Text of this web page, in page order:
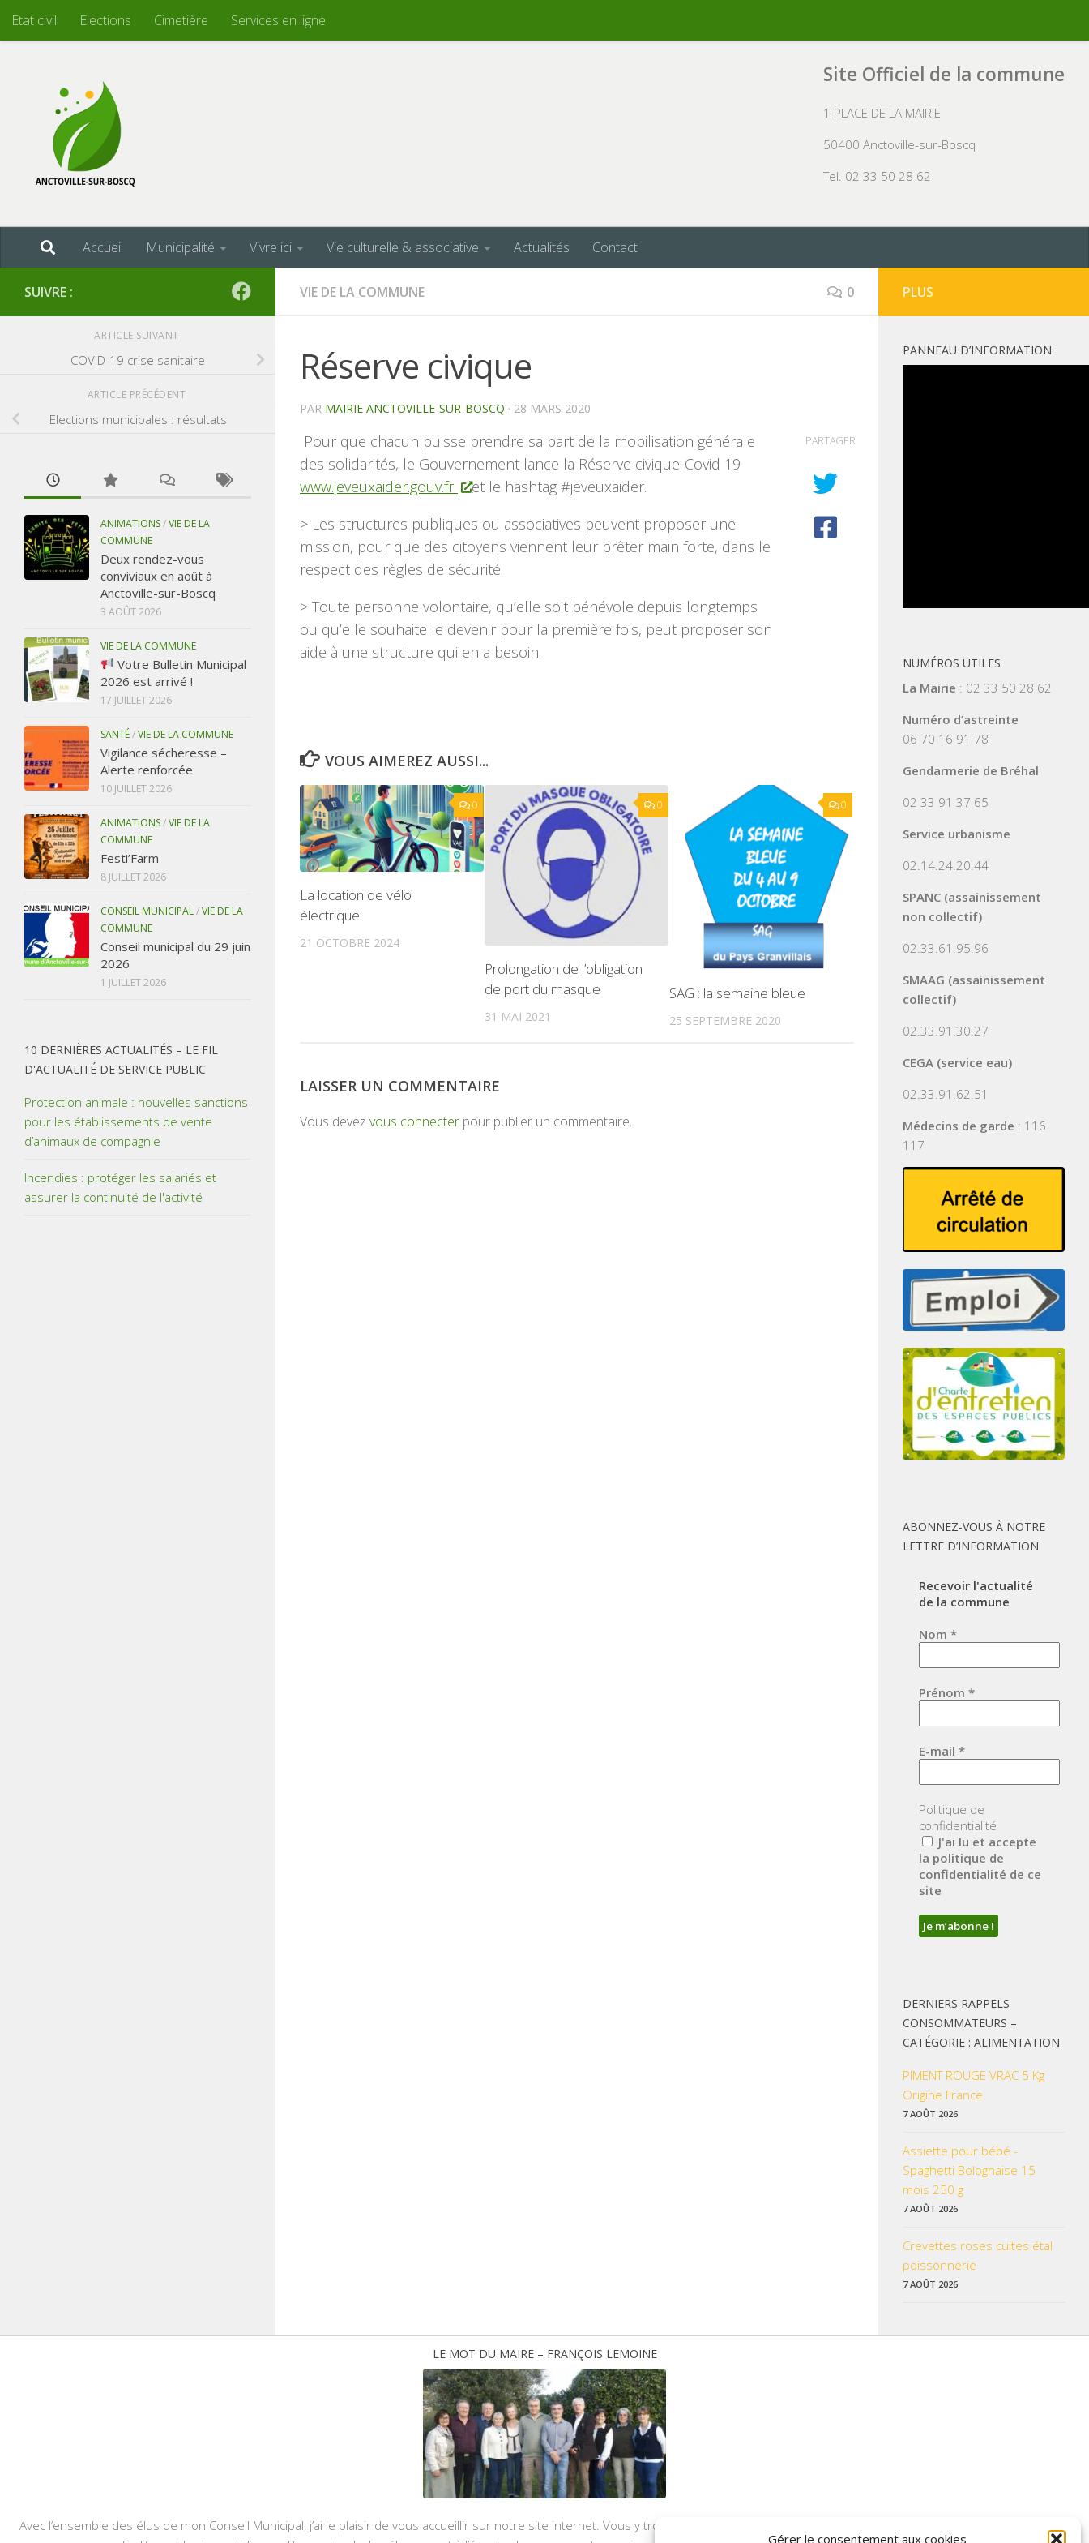
Gérer le consentement aux cookies
Skip to content
Etat civil Elections Cimetière Services en ligne
Site Officiel de la commune
1 PLACE DE LA MAIRIE
50400 Anctoville-sur-Boscq
Tel. 02 33 50 28 62
Accueil Municipalité Vivre ici Vie culturelle & associative Actualités Contact
VIE DE LA COMMUNE 0
Réserve civique
PAR MAIRIE ANCTOVILLE-SUR-BOSCQ · 28 MARS 2020
Pour que chacun puisse prendre sa part de la mobilisation générale
des solidarités, le Gouvernement lance la Réserve civique-Covid 19
www.jeveuxaider.gouv.fr
et le hashtag #jeveuxaider.
> Les structures publiques ou associatives peuvent proposer une
mission, pour que des citoyens viennent leur prêter main forte, dans le
respect des règles de sécurité.
> Toute personne volontaire, qu’elle soit bénévole depuis longtemps
ou qu’elle souhaite le devenir pour la première fois, peut proposer son
aide à une structure qui en a besoin.
PARTAGER
VOUS AIMEREZ AUSSI...
0
La location de vélo
électrique
21 OCTOBRE 2024
0
Prolongation de l’obligation
de port du masque
31 MAI 2021
0
SAG : la semaine bleue
25 SEPTEMBRE 2020
LAISSER UN COMMENTAIRE
Vous devez vous connecter pour publier un commentaire.
SUIVRE :
ARTICLE SUIVANT
COVID-19 crise sanitaire
ARTICLE PRÉCÉDENT
Elections municipales : résultats
ANIMATIONS/VIE DE LA
COMMUNE
Deux rendez-vous
conviviaux en août à
Anctoville-sur-Boscq
3 AOÛT 2026
VIE DE LA COMMUNE
Votre Bulletin Municipal
2026 est arrivé !
17 JUILLET 2026
SANTÉ/VIE DE LA COMMUNE
Vigilance sécheresse –
Alerte renforcée
10 JUILLET 2026
ANIMATIONS/VIE DE LA
COMMUNE
Festi’Farm
8 JUILLET 2026
CONSEIL MUNICIPAL/VIE DE LA
COMMUNE
Conseil municipal du 29 juin
2026
1 JUILLET 2026
10 DERNIÈRES ACTUALITÉS – LE FIL
D'ACTUALITÉ DE SERVICE PUBLIC
Protection animale : nouvelles sanctions
pour les établissements de vente
d’animaux de compagnie
Incendies : protéger les salariés et
assurer la continuité de l'activité
PLUS
PANNEAU D’INFORMATION
NUMÉROS UTILES
La Mairie : 02 33 50 28 62
Numéro d’astreinte
06 70 16 91 78
Gendarmerie de Bréhal
02 33 91 37 65
Service urbanisme
02.14.24.20.44
SPANC (assainissement
non collectif)
02.33.61.95.96
SMAAG (assainissement
collectif)
02.33.91.30.27
CEGA (service eau)
02.33.91.62.51
Médecins de garde : 116
117
ABONNEZ-VOUS À NOTRE
LETTRE D’INFORMATION
Recevoir l'actualité
de la commune
Nom *
Prénom *
E-mail *
Politique de
confidentialité
J'ai lu et accepte
la politique de
confidentialité de ce
site
DERNIERS RAPPELS
CONSOMMATEURS –
CATÉGORIE : ALIMENTATION
PIMENT ROUGE VRAC 5 Kg
Origine France
7 AOÛT 2026
Assiette pour bébé -
Spaghetti Bolognaise 15
mois 250 g
7 AOÛT 2026
Crevettes roses cuites étal
poissonnerie
7 AOÛT 2026
LE MOT DU MAIRE – FRANÇOIS LEMOINE
Avec l’ensemble des élus de mon Conseil Municipal, j’ai le plaisir de vous accueillir sur notre site internet. Vous y trouverez les données pratiques, les liens utiles et les informations qui vous